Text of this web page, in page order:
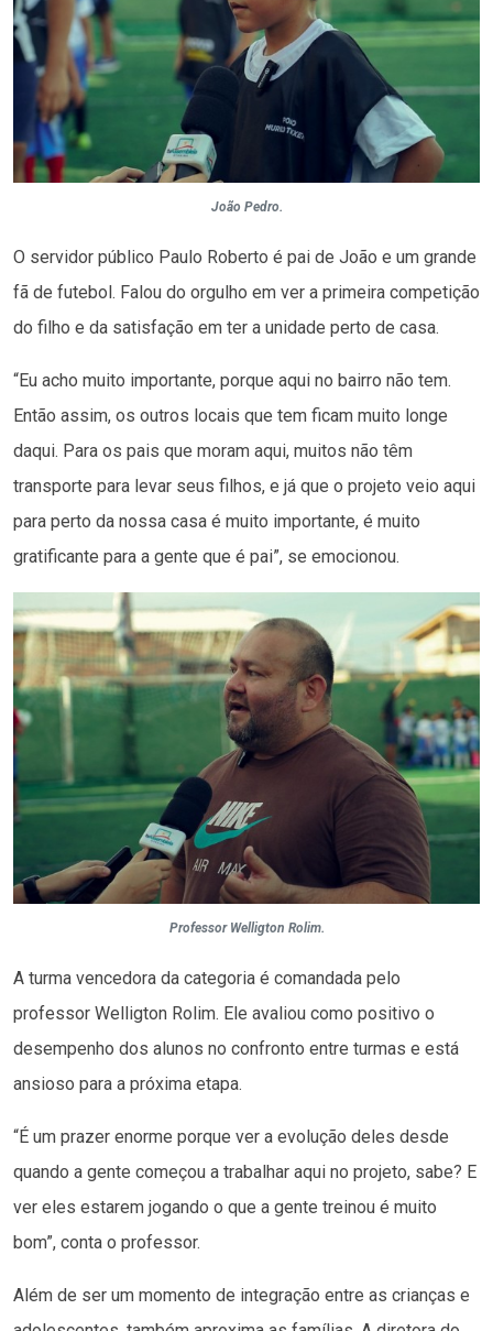
João Pedro.
O servidor público Paulo Roberto é pai de João e um grande
fã de futebol. Falou do orgulho em ver a primeira competição
do filho e da satisfação em ter a unidade perto de casa.
“Eu acho muito importante, porque aqui no bairro não tem.
Então assim, os outros locais que tem ficam muito longe
daqui. Para os pais que moram aqui, muitos não têm
transporte para levar seus filhos, e já que o projeto veio aqui
para perto da nossa casa é muito importante, é muito
gratificante para a gente que é pai”, se emocionou.
Professor Welligton Rolim.
A turma vencedora da categoria é comandada pelo
professor Welligton Rolim. Ele avaliou como positivo o
desempenho dos alunos no confronto entre turmas e está
ansioso para a próxima etapa.
“É um prazer enorme porque ver a evolução deles desde
quando a gente começou a trabalhar aqui no projeto, sabe? E
ver eles estarem jogando o que a gente treinou é muito
bom”, conta o professor.
Além de ser um momento de integração entre as crianças e